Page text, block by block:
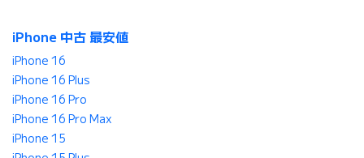
iPhone 中古 最安値
iPhone 16
iPhone 16 Plus
iPhone 16 Pro
iPhone 16 Pro Max
iPhone 15